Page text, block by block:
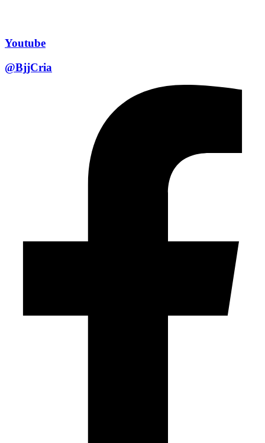
Youtube
@BjjCria